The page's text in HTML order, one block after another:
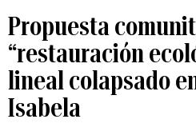
Propuesta
“restauración
lineal colapsado
Isabela